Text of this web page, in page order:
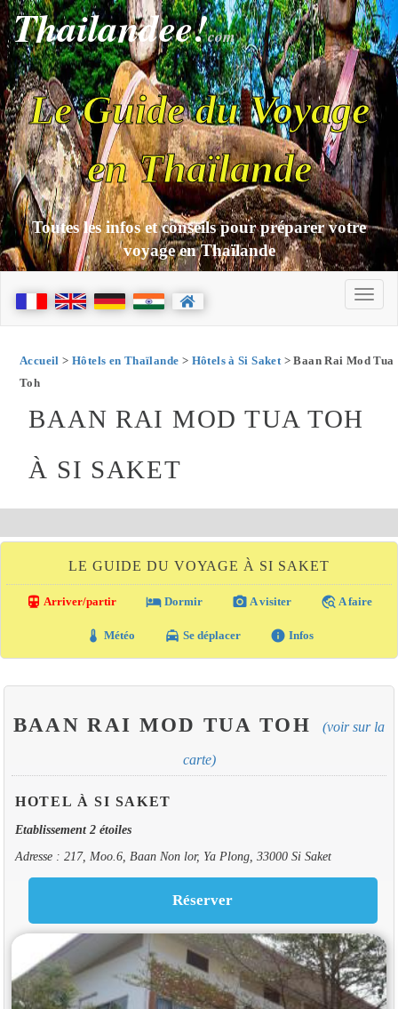
Thailandee!com
Le Guide du Voyage
en Thaïlande
Toutes les infos et conseils pour préparer votre
voyage en Thaïlande
Accueil > Hôtels en Thaïlande > Hôtels à Si Saket> Baan Rai Mod Tua
Toh
BAAN RAI MOD TUA TOH
À SI SAKET
LE GUIDE DU VOYAGE À SI SAKET
directions_transit Arriver/partir local_hotel Dormir photo_camera A visiter travel_explore A faire
thermostat Météo local_taxi Se déplacer info Infos
BAAN RAI MOD TUA TOH (voir sur la
carte)
HOTEL À SI SAKET
Etablissement 2 étoiles
Adresse : 217, Moo.6, Baan Non lor, Ya Plong, 33000 Si Saket